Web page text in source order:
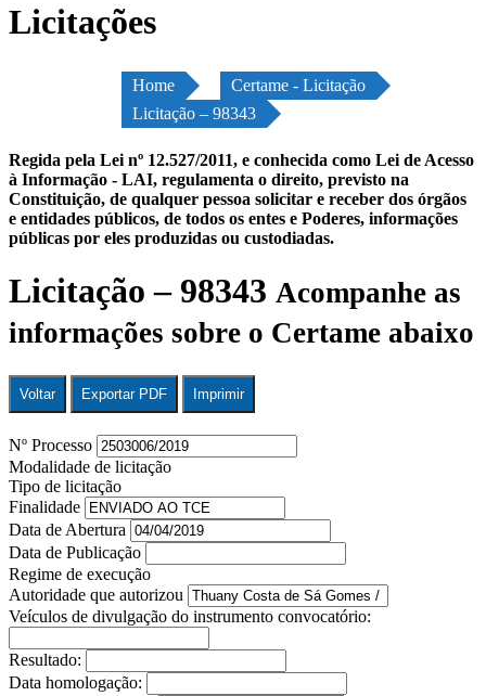
Licitações
Home
Certame - Licitação
Licitação – 98343
Regida pela Lei nº 12.527/2011, e conhecida como Lei de Acesso
à Informação - LAI, regulamenta o direito, previsto na
Constituição, de qualquer pessoa solicitar e receber dos órgãos
e entidades públicos, de todos os entes e Poderes, informações
públicas por eles produzidas ou custodiadas.
Licitação – 98343 Acompanhe as
informações sobre o Certame abaixo
Voltar Exportar PDF Imprimir
Nº Processo
Modalidade de licitação
Tipo de licitação
Finalidade
Data de Abertura
Data de Publicação
Regime de execução
Autoridade que autorizou
Veículos de divulgação do instrumento convocatório:
Resultado:
Data homologação: